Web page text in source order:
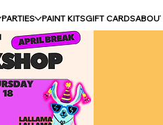
PARTIES PAINT KITSGIFT CARDS